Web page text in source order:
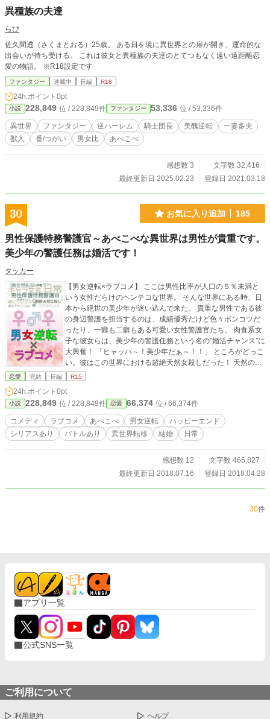
異種族の夫達
らび
佐久間透（さくまとおる）25歳。 ある日を境に異世界との扉が開き、運命的な
出会いが待ち受ける。 これは彼女と異種族の夫達のとてつもなく遠い遠距離恋
愛の物語。 ※R18設定です
ファンタジー 連載中 長編 R18
24h.ポイント 0pt
小説 228,849 位 / 228,849件 ファンタジー 53,336 位 / 53,336件
異世界 ファンタジー 逆ハーレム 騎士団長 美醜逆転
一妻多夫
獣人
番/つがい 男女比 あべこべ
感想数 3
文字数 32,416
最終更新日 2025.02.23
登録日 2021.03.18
30 お気に入り追加 185
男性保護特務警護官～あべこべな異世界は男性が貴重です。
美少年の警護任務は婚活です！
タッカー
【男女逆転×ラブコメ】 ここは男性比率が人口の５％未満と
いう女性だらけのヘンテコな世界。 そんな世界にある時、日
本から絶世の美少年が迷い込んで来た。 貴重な男性である彼
の身辺警護を担当するのは、成績優秀だけど色々ポンコツだ
ったり、一癖も二癖もある可愛い女性警護官たち。 肉食系女
子な彼女らは、美少年の警護任務という名の”婚活チャンス”に
大興奮！ 「ヒャッハ～！美少年だぁ～！！」 ところがどっこ
い。彼はこの世界における超絶天然女殺しだった！ 天然の魅
惑に彼女たちはあっちでデレデレ、こっちでメロメロ。 たま
ディ。ここに開幕。 ――果たして美少年と結婚できるのか？
これは、そんな彼女たちの婚活奮闘記録である。 小説家にな
ろう/カクヨム/ハーメルンに投稿中
恋愛 完結 長編 R15
24h.ポイント 0pt
小説 228,849 位 / 228,849件 恋愛 66,374 位 / 66,374件
コメディ ラブコメ あべこべ 男女逆転
ハッピーエンド
シリアスあり
バトルあり 異世界転移 結婚 日常
感想数 12
文字数 466,827
最終更新日 2018.07.16
登録日 2018.04.28
30件
アプリ一覧
公式SNS一覧
ご利用について
利用規約 ヘルプ